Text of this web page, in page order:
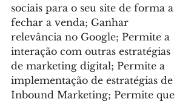
sociais para o seu site de forma a
fechar a venda; Ganhar
relevância no Google; Permite a
interação com outras estratégias
de marketing digital; Permite a
implementação de estratégias de
Inbound Marketing; Permite que